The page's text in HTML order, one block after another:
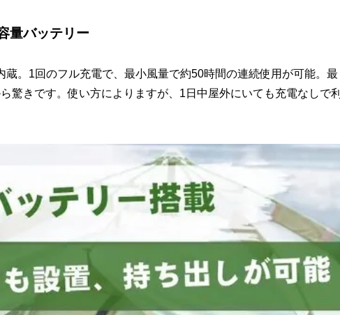
量バッテリー
。1回のフル充電で、最小風量で約50時間の連続使用が可能。最
驚きです。使い方によりますが、1日中屋外にいても充電なしで